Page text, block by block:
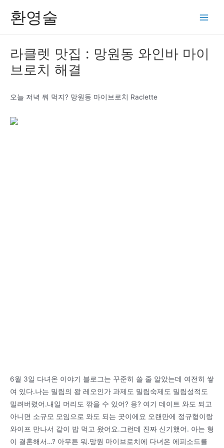
환영술
라클렛 맛집 : 망원동 와인바 마이
브로치 해결
오늘 저녁 뭐 먹지? 망원동 마이브로치 Raclette
6월 3일 다녀온 이야기 블로그는 꾸준히 쓸 줄 알았는데 여전히 쌓
여 있다.나는 밀림의 왕 레오인가 과제도 밀림숙제도 밀림성적도
밀려버렸어.내일 머리도 깎을 수 있어? 응? 여기 데이트 와도 되고
아니면 소규모 모임으로 와도 되는 곳이에요 오랜만에 정규형이랑
와이프 만나서 같이 밥 먹고 왔어요.그런데 진짜 신기했어. 아는 형
이 결혼해서…? 아무튼 뭐.망원 마이브로치에 다녀온 에피소드를